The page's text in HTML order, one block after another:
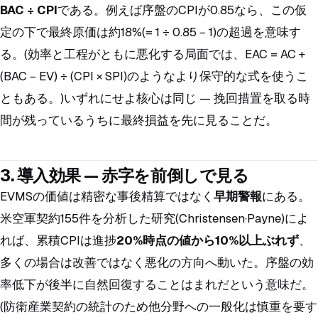
BAC ÷ CPIである。例えば序盤のCPIが0.85なら、この仮
定の下で最終原価は約18%(= 1 ÷ 0.85 − 1)の超過を意味す
る。(効率と工程がともに悪化する局面では、EAC = AC +
(BAC − EV) ÷ (CPI × SPI)のようなより保守的な式を使うこ
ともある。)いずれにせよ核心は同じ — 挽回措置を取る時
間が残っているうちに最終損益を先に見ることだ。
3. 導入効果 — 赤字を前倒しで見る
EVMSの価値は精密な事後精算ではなく 早期警報にある。
米空軍契約155件を分析した研究(Christensen·Payne)によ
れば、累積CPIは進捗20%時点の値から10%以上ぶれず、
多くの場合は改善ではなく悪化の方向へ動いた。序盤の効
率低下が後半に自然回復することはまれだという意味だ。
(防衛産業契約の統計のため他分野への一般化は慎重を要す